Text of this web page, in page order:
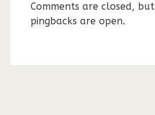
Comments are closed, but
pingbacks are open.